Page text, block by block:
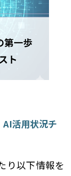
活用状況チ
り以下情報を